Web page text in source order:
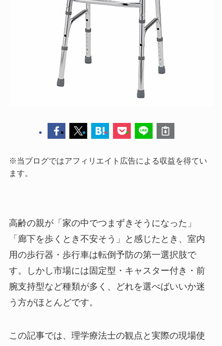
※当ブログではアフィリエイト広告による収益を得てい
ます。
高齢の親が「家の中でつまずきそうになった」
「廊下を歩くとき不安そう」と感じたとき、室内
用の歩行器・歩行車は転倒予防の第一選択肢で
す。しかし市場には固定型・キャスター付き・前
腕支持型など種類が多く、どれを選べばいいか迷
う方がほとんどです。
この記事では、理学療法士の観点と実際の現場使